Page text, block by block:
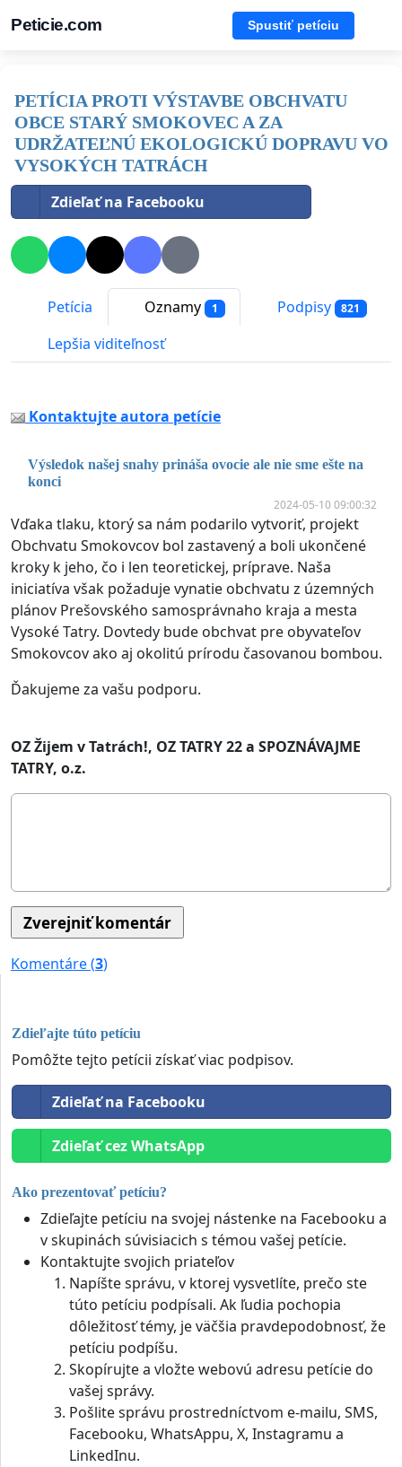
Peticie.com Spustiť petíciu
PETÍCIA PROTI VÝSTAVBE OBCHVATU
OBCE STARÝ SMOKOVEC A ZA
UDRŽATEĽNÚ EKOLOGICKÚ DOPRAVU VO
VYSOKÝCH TATRÁCH
Zdieľať na Facebooku
Petícia Oznamy 1 Podpisy 821
Lepšia viditeľnosť
Kontaktujte autora petície
Výsledok našej snahy prináša ovocie ale nie sme ešte na
konci
2024-05-10 09:00:32
Vďaka tlaku, ktorý sa nám podarilo vytvoriť, projekt
Obchvatu Smokovcov bol zastavený a boli ukončené
kroky k jeho, čo i len teoretickej, príprave. Naša
iniciatíva však požaduje vynatie obchvatu z územných
plánov Prešovského samosprávnaho kraja a mesta
Vysoké Tatry. Dovtedy bude obchvat pre obyvateľov
Smokovcov ako aj okolitú prírodu časovanou bombou.
Ďakujeme za vašu podporu.
OZ Žijem v Tatrách!, OZ TATRY 22 a SPOZNÁVAJME
TATRY, o.z.
Komentáre (3)
Zdieľajte túto petíciu
Pomôžte tejto petícii získať viac podpisov.
Zdieľať na Facebooku
Zdieľať cez WhatsApp
Ako prezentovať petíciu?
Zdieľajte petíciu na svojej nástenke na Facebooku a
v skupinách súvisiacich s témou vašej petície.
Kontaktujte svojich priateľov
Napíšte správu, v ktorej vysvetlíte, prečo ste
túto petíciu podpísali. Ak ľudia pochopia
dôležitosť témy, je väčšia pravdepodobnosť, že
petíciu podpíšu.
Skopírujte a vložte webovú adresu petície do
vašej správy.
Pošlite správu prostredníctvom e-mailu, SMS,
Facebooku, WhatsAppu, X, Instagramu a
LinkedInu.